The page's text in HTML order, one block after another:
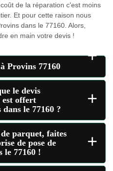
de la réparation c'est moins
Et pour cette raison nous
dans le 77160. Alors,
en main votre devis !
Provins 77160
+
le devis
offert
le 77160 ?
+
parquet, faites
de pose de
le 77160 !
+